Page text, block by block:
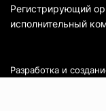
Регистрирующий
исполнительный
Разработка и